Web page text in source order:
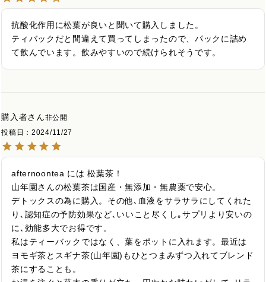
抗酸化作用に松葉が良いと聞いて購入しました。
ティバックだと間違えて買ってしまったので、パックに詰め
て飲んでいます。飲みやすいので続けられそうです。
購入者
非公開
投稿日
2024/11/27
afternoontea には 松葉茶！
山年園さんの松葉茶は国産・無添加・無農薬で安心。
デトックスの為に購入。その他､血液をサラサラにしてくれた
り､認知症の予防効果など､いいこと尽くし｡サプリより安いの
に､効能多大でお得です。
私はティーバックではなく、葉をポットに入れます。最近は
ヨモギ茶とスギナ茶(山年園)もひとつまみずつ入れてブレンド
茶にすることも。